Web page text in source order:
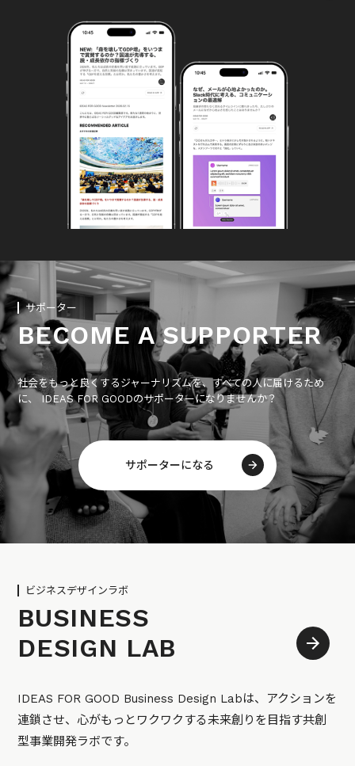
サポーター
BECOME A SUPPORTER
社会をもっと良くするジャーナリズムを、すべての人に届けるため
に、 IDEAS FOR GOODのサポーターになりませんか？
サポーターになる
ビジネスデザインラボ
BUSINESS
DESIGN LAB
IDEAS FOR GOOD Business Design Labは、アクションを
連鎖させ、心がもっとワクワクする未来創りを目指す共創
型事業開発ラボです。